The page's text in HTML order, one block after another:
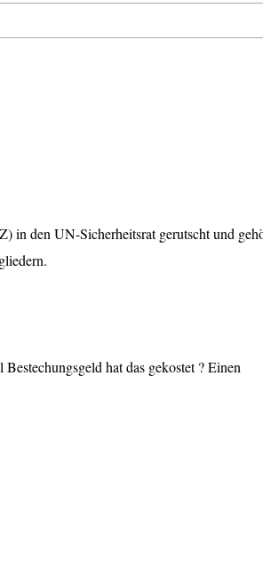
in den UN-Sicherheitsrat gerutscht und
hat das gekostet ? Einen